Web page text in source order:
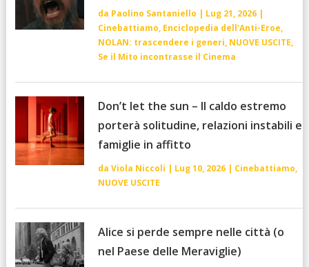
da Paolino Santaniello | Lug 21, 2026|
Cinebattiamo, Enciclopedia dell'Anti-Eroe,
NOLAN: trascendere i generi, NUOVE USCITE,
Se il Mito incontrasse il Cinema
Don’t let the sun – Il caldo estremo
porterà solitudine, relazioni instabili e
famiglie in affitto
da Viola Niccoli | Lug 10, 2026| Cinebattiamo,
NUOVE USCITE
Alice si perde sempre nelle città (o
nel Paese delle Meraviglie)